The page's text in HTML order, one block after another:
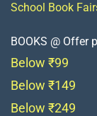
School Book
BOOKS @ Offer
Below ₹99
Below ₹149
Below ₹249